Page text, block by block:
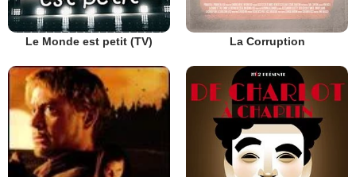
Le Monde est petit (TV) La Corruption